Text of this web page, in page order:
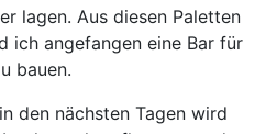
lagen. Aus diesen Paletten
ich angefangen eine Bar für
bauen.
den nächsten Tagen wird